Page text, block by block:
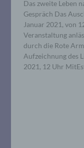
Das zweite Leben
Gespräch Das
Januar 2021, von
Veranstaltung
durch die Rote
Aufzeichnung des
2021, 12 Uhr